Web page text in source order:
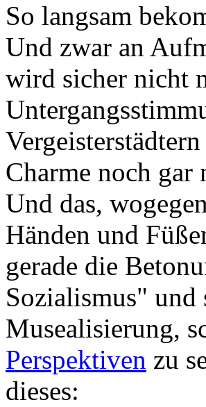
So langsam
Und zwar an
wird sicher nicht
Charme noch gar
Und das,
Händen und
gerade die
Sozialismus" und
Musealisierung,
Perspektiven zu
dieses: